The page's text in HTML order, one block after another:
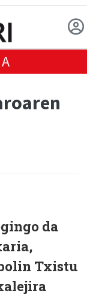
da
Txistu